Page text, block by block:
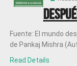
Fuente: El mundo
de Pankaj Mishra
Read Details